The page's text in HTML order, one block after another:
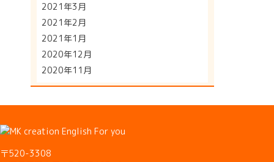
2021年3月
2021年2月
2021年1月
2020年12月
2020年11月
〒520-3308